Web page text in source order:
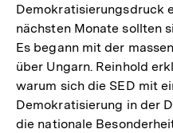
Demokratisierungsdruck
nächsten Monate sollten
Es begann mit der
über Ungarn. Reinhold
warum sich die SED mit
Demokratisierung in der
die nationale